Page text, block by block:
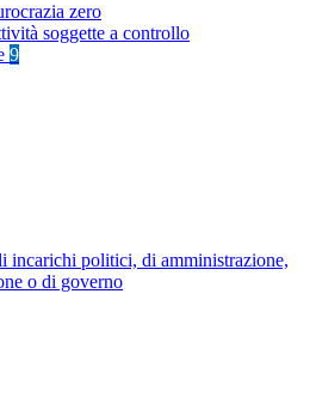
zero
soggette a controllo
9
incarichi politici, di amministrazione,
o di governo